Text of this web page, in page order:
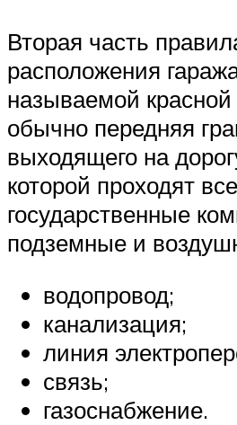
Вторая часть
расположения
называемой
обычно передняя
выходящего на
которой проходят все
государственные
подземные и
водопровод;
канализация;
линия
связь;
газоснабжение.